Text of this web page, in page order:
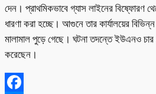
দেন। প্রাথমিকভাবে গ্যাস লাইনের বিষ্ফোরণ
ধারণা করা হচ্ছে। আগুনে তার কার্যালয়ের
মালামাল পুড়ে গেছে। ঘটনা তদন্তে ইউএনও
করেছেন।